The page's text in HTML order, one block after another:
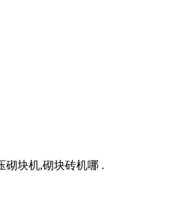
砌块机,砌块砖机哪 .